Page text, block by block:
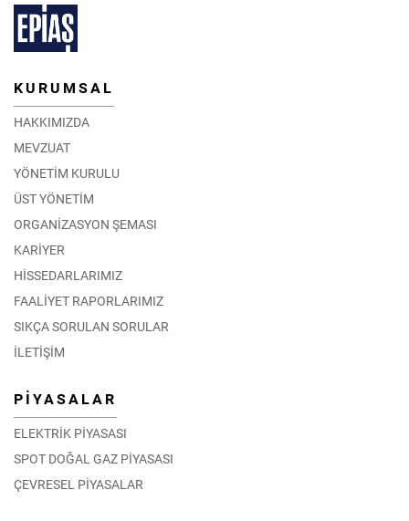
KURUMSAL
HAKKIMIZDA
MEVZUAT
YÖNETİM KURULU
ÜST YÖNETİM
ORGANİZASYON ŞEMASI
KARİYER
HİSSEDARLARIMIZ
FAALİYET RAPORLARIMIZ
SIKÇA SORULAN SORULAR
İLETİŞİM
PİYASALAR
ELEKTRİK PİYASASI
SPOT DOĞAL GAZ PİYASASI
ÇEVRESEL PİYASALAR